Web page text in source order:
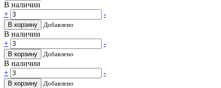
В наличии
+
-
В корзину Добавлено
В наличии
+
-
В корзину Добавлено
В наличии
+
-
В корзину Добавлено